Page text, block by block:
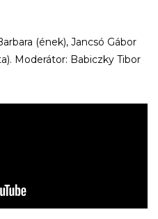
(ének), Jancsó Gábor
Moderátor: Babiczky Tibor